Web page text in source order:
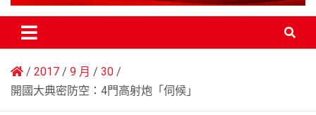
2017 9 月
30
開國大典密防空：4門高射炮「伺候」